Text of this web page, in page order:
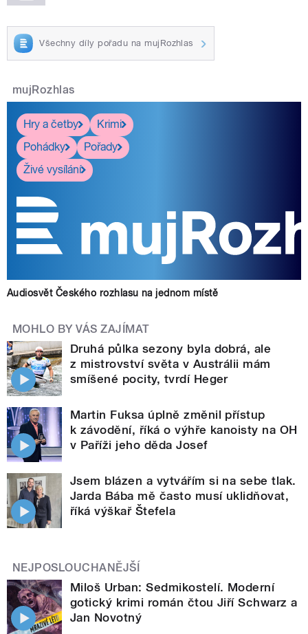
Všechny díly pořadu na mujRozhlas
mujRozhlas
Hry a četby
Krimi
Pohádky
Pořady
Živé vysílání
Audiosvět Českého rozhlasu na jednom místě
MOHLO BY VÁS ZAJÍMAT
Druhá půlka sezony byla dobrá, ale
z mistrovství světa v Austrálii mám
smíšené pocity, tvrdí Heger
Martin Fuksa úplně změnil přístup
k závodění, říká o výhře kanoisty na OH
v Paříži jeho děda Josef
Jsem blázen a vytvářím si na sebe tlak.
Jarda Bába mě často musí uklidňovat,
říká výškař Štefela
NEJPOSLOUCHANĚJŠÍ
Miloš Urban: Sedmikostelí. Moderní
gotický krimi román čtou Jiří Schwarz a
Jan Novotný